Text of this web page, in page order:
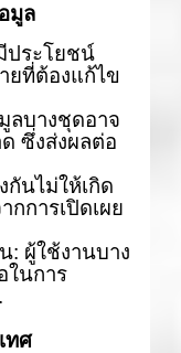
มูล
ประโยชน์
ยที่ต้องแก้ไข
บางชุดอาจ
ซึ่งส่งผลต่อ
นไม่ให้เกิด
การเปิดเผย
: ผู้ใช้งานบาง
ในการ
ทศ